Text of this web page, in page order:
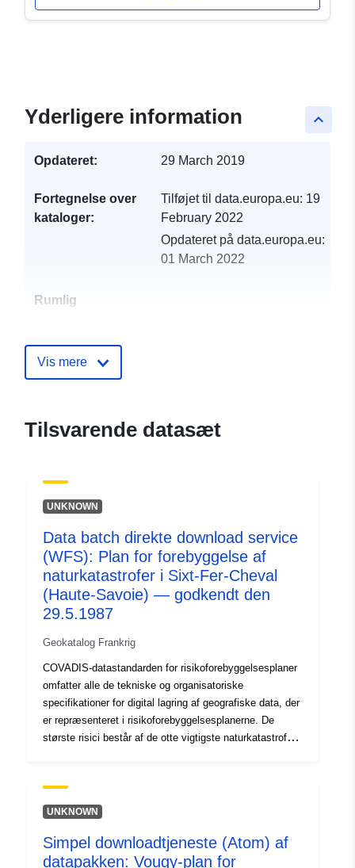
keyboard_arrow_up
Yderligere information
Opdateret: 29 March 2019
Fortegnelse over
kataloger:
Tilføjet til data.europa.eu: 19
February 2022
Opdateret på data.europa.eu:
01 March 2022
Rumlig
Identifikatorer:
7a029954-292e-4dde-bb0e-
44d6-9990-07af6235b3d9
Type:
Ressource:
http://inspire.ec.europa.eu/
codelist/SpatialDataServiceType/
Vis mere
Tilsvarende datasæt
UNKNOWN
Data batch direkte download service
(WFS): Plan for forebyggelse af
naturkatastrofer i Sixt-Fer-Cheval
(Haute-Savoie) — godkendt den
29.5.1987
Geokatalog Frankrig
COVADIS-datastandarden for risikoforebyggelsesplaner
omfatter alle de tekniske og organisatoriske
specifikationer for digital lagring af geografiske data, der
er repræsenteret i risikoforebyggelsesplanerne. De
største risici består af de otte vigtigste naturkatastrofer,
terrænbevægelser, kystfarer, laviner, skovbrande,
cykloner og storme samt fire teknologiske risici: nuklear
materialer og risiko for dæmningssvigt.
Risikoforebyggelsesplanerne (PPR) blev indført ved lov
UNKNOWN
Simpel downloadtjeneste (Atom) af
datapakken: Vougy-plan for